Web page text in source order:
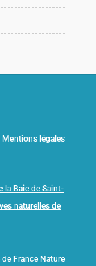
Mentions légales
la Baie de Saint-
naturelles de
de France Nature